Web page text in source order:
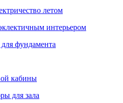
летом
интерьером
фундамента
кабины
для зала